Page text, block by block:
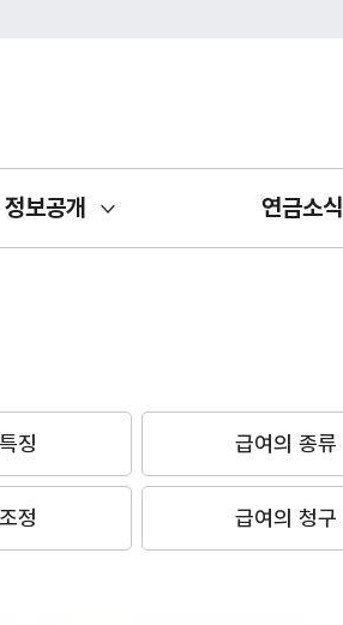
정보공개 연금소식
징 급여의 종류
정 급여의 청구